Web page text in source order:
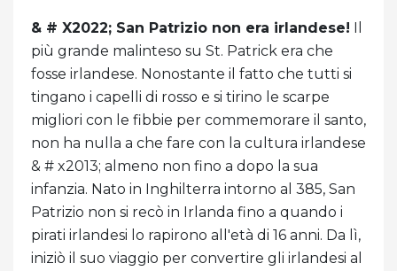
& # X2022; San Patrizio non era irlandese! Il
più grande malinteso su St. Patrick era che
fosse irlandese. Nonostante il fatto che tutti si
tingano i capelli di rosso e si tirino le scarpe
migliori con le fibbie per commemorare il santo,
non ha nulla a che fare con la cultura irlandese
& # x2013; almeno non fino a dopo la sua
infanzia. Nato in Inghilterra intorno al 385, San
Patrizio non si recò in Irlanda fino a quando i
pirati irlandesi lo rapirono all'età di 16 anni. Da lì,
iniziò il suo viaggio per convertire gli irlandesi al